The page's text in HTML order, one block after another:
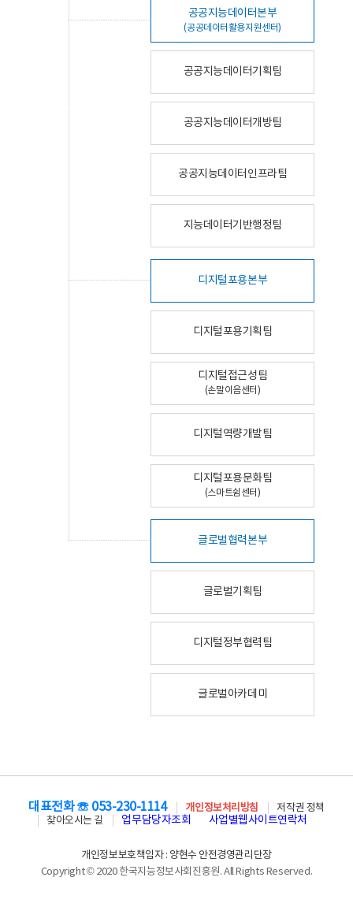
공공지능데이터본부
(공공데이터활용지원센터)
공공지능데이터기획팀
공공지능데이터개방팀
공공지능데이터인프라팀
지능데이터기반행정팀
디지털포용본부
디지털포용기획팀
디지털접근성팀
(손말이음센터)
디지털역량개발팀
디지털포용문화팀
(스마트쉼센터)
글로벌협력본부
글로벌기획팀
디지털정부협력팀
글로벌아카데미
대표전화 ☏ 053-230-1114 개인정보처리방침
저작권 정책
찾아오시는 길
업무담당자조회 사업별웹사이트연락처
개인정보보호책임자 : 양현수 안전경영관리단장
Copyright © 2020 한국지능정보사회진흥원. All Rights Reserved.